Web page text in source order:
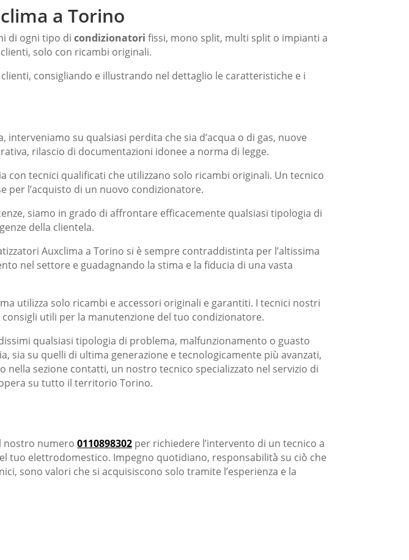
a Torino
di ogni tipo di condizionatori fissi, mono split, multi split o impianti a
solo con ricambi originali.
consigliando e illustrando nel dettaglio le caratteristiche e i
su qualsiasi perdita che sia d’acqua o di gas, nuove
rilascio di documentazioni idonee a norma di legge.
con tecnici qualificati che utilizzano solo ricambi originali. Un tecnico
per l’acquisto di un nuovo condizionatore.
siamo in grado di affrontare efficacemente qualsiasi tipologia di
della clientela.
Auxclima a Torino si è sempre contraddistinta per l’altissima
nel settore e guadagnando la stima e la fiducia di una vasta
utilizza solo ricambi e accessori originali e garantiti. I tecnici nostri
utili per la manutenzione del tuo condizionatore.
qualsiasi tipologia di problema, malfunzionamento o guasto
sia su quelli di ultima generazione e tecnologicamente più avanzati,
sezione contatti, un nostro tecnico specializzato nel servizio di
su tutto il territorio Torino.
nostro numero 0110898302 per richiedere l’intervento di un tecnico a
tuo elettrodomestico. Impegno quotidiano, responsabilità̀ su ciò̀ che
sono valori che si acquisiscono solo tramite l’esperienza e la